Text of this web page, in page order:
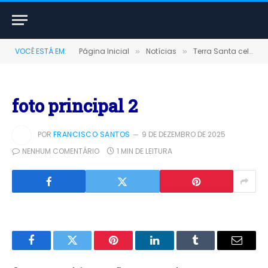
VOCÊ ESTÁ EM: Página Inicial » Notícias » Terra Santa celebra 34 anos com a Festa Agroterra 2025; tradição, cultura e grandes atrações no Parque Manduca Bentes
foto principal 2
POR FRANCISCO SANTOS
9 DE DEZEMBRO DE 2025
NENHUM COMENTÁRIO
1 MIN DE LEITURA
FacebookTwitter Pinterest LinkedInTumblr
E-